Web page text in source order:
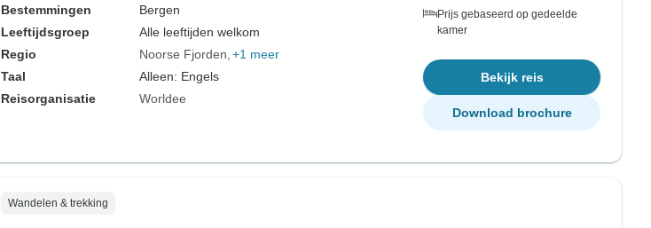
Bestemmingen
Bergen
Leeftijdsgroep
Alle leeftijden welkom
Regio
Noorse Fjorden +1 meer
Taal
Alleen: Engels
Reisorganisatie
Worldee
Prijs gebaseerd op gedeelde
kamer
Bekijk reis
Download brochure
Wandelen & trekking